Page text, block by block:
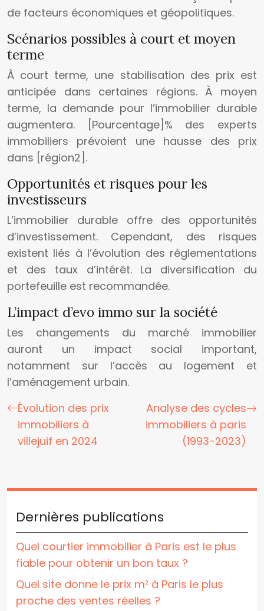
de facteurs économiques et géopolitiques.
Scénarios possibles à court et moyen
terme
À court terme, une stabilisation des prix est
anticipée dans certaines régions. À moyen
terme, la demande pour l’immobilier durable
augmentera. [Pourcentage]% des experts
immobiliers prévoient une hausse des prix
dans [région2].
Opportunités et risques pour les
investisseurs
L’immobilier durable offre des opportunités
d’investissement. Cependant, des risques
existent liés à l’évolution des réglementations
et des taux d’intérêt. La diversification du
portefeuille est recommandée.
L’impact d’evo immo sur la société
Les changements du marché immobilier
auront un impact social important,
notamment sur l’accès au logement et
l’aménagement urbain.
Évolution des prix
immobiliers à
villejuif en 2024
Analyse des cycles
immobiliers à paris
(1993-2023)
Dernières publications
Quel courtier immobilier à Paris est le plus
fiable pour obtenir un bon taux ?
Quel site donne le prix m² à Paris le plus
proche des ventes réelles ?